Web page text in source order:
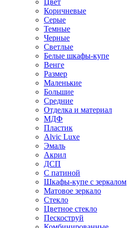
Цвет
Коричневые
Серые
Темные
Черные
Светлые
Белые шкафы-купе
Венге
Размер
Маленькие
Большие
Средние
Отделка и материал
МДФ
Пластик
Alvic Luxe
Эмаль
Акрил
ДСП
С патиной
Шкафы-купе с зеркалом
Матовое зеркало
Стекло
Цветное стекло
Пескоструй